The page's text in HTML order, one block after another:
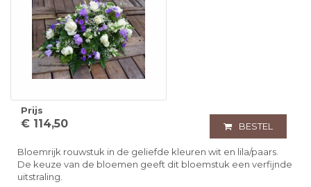
Prijs
€ 114,50 BESTEL
Bloemrijk rouwstuk in de geliefde kleuren wit en lila/paars.
De keuze van de bloemen geeft dit bloemstuk een verfijnde
uitstraling.